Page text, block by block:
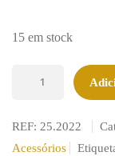
15 em stock
REF: 25.2022
Acessórios